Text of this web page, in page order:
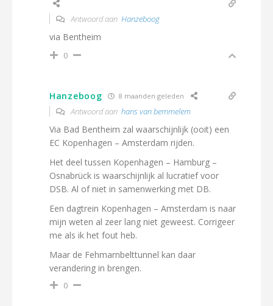
Antwoord aan Hanzeboog
via Bentheim
0
Hanzeboog 8 maanden geleden
Antwoord aan hans van bemmelem
Via Bad Bentheim zal waarschijnlijk (ooit) een
EC Kopenhagen – Amsterdam rijden.
Het deel tussen Kopenhagen – Hamburg –
Osnabrück is waarschijnlijk al lucratief voor
DSB. Al of niet in samenwerking met DB.
Een dagtrein Kopenhagen – Amsterdam is naar
mijn weten al zeer lang niet geweest. Corrigeer
me als ik het fout heb.
Maar de Fehmarnbelttunnel kan daar
verandering in brengen.
0